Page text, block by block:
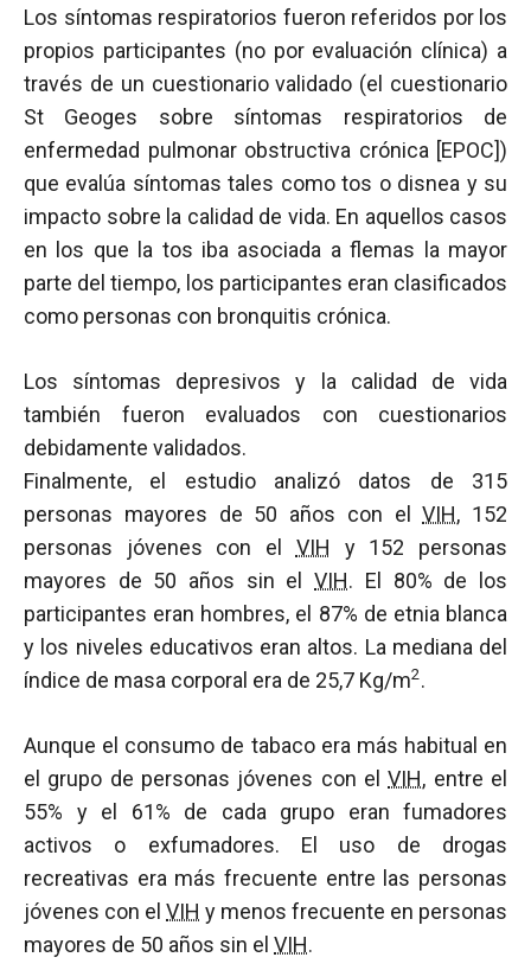
Los síntomas respiratorios fueron referidos por los
propios participantes (no por evaluación clínica) a
través de un cuestionario validado (el cuestionario
St Geoges sobre síntomas respiratorios de
enfermedad pulmonar obstructiva crónica [EPOC])
que evalúa síntomas tales como tos o disnea y su
impacto sobre la calidad de vida. En aquellos casos
en los que la tos iba asociada a flemas la mayor
parte del tiempo, los participantes eran clasificados
como personas con bronquitis crónica.
Los síntomas depresivos y la calidad de vida
también fueron evaluados con cuestionarios
debidamente validados.
Finalmente, el estudio analizó datos de 315
personas mayores de 50 años con elVIH, 152
personas jóvenes con el VIH y 152 personas
mayores de 50 años sin elVIH. El 80% de los
participantes eran hombres, el 87% de etnia blanca
y los niveles educativos eran altos. La mediana del
índice de masa corporal era de 25,7 Kg/m2.
Aunque el consumo de tabaco era más habitual en
el grupo de personas jóvenes con elVIH, entre el
55% y el 61% de cada grupo eran fumadores
activos o exfumadores. El uso de drogas
recreativas era más frecuente entre las personas
jóvenes con el VIH y menos frecuente en personas
mayores de 50 años sin el VIH.